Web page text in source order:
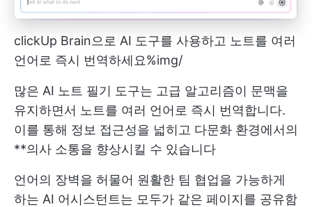
clickUp Brain으로 AI 도구를 사용하고 노트를 여러
언어로 즉시 번역하세요%img/
많은 AI 노트 필기 도구는 고급 알고리즘이 문맥을
유지하면서 노트를 여러 언어로 즉시 번역합니다.
이를 통해 정보 접근성을 넓히고 다문화 환경에서의
**의사 소통을 향상시킬 수 있습니다
언어의 장벽을 허물어 원활한 팀 협업을 가능하게
하는 AI 어시스턴트는 모두가 같은 페이지를 공유함